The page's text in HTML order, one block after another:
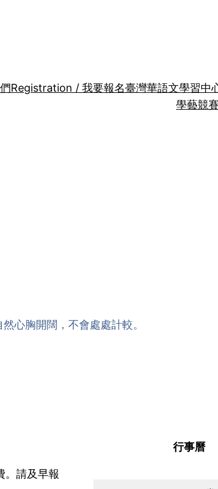
Registration / 我要報名​臺灣華語文學習中
學藝競
心胸開闊，不會處處計較。
。請及早報
行事曆